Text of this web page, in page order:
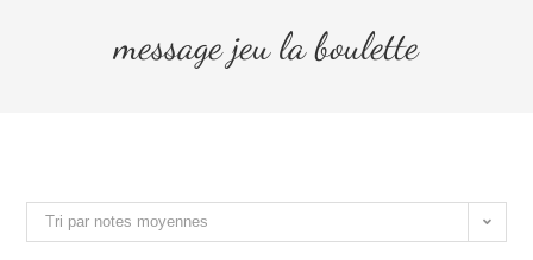
message jeu la boulette
Tri par notes moyennes